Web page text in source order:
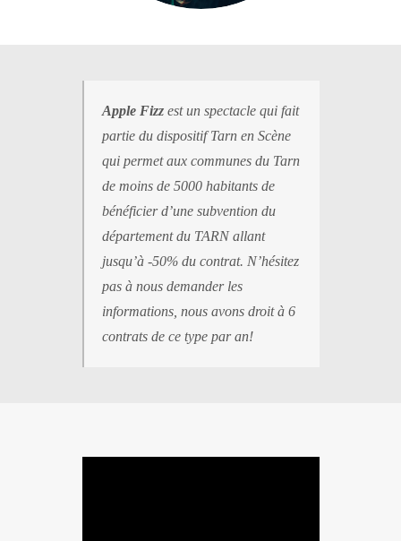
Apple Fizzest un spectacle qui fait
partie du dispositif Tarn en Scène
qui permet aux communes du Tarn
de moins de 5000 habitants de
bénéficier d’une subvention du
département du TARN allant
jusqu’à -50% du contrat. N’hésitez
pas à nous demander les
informations, nous avons droit à 6
contrats de ce type par an!